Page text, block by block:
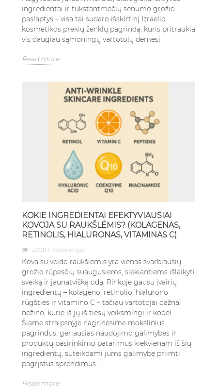
ingredientai ir tūkstantmečių senumo grožio
paslaptys – visa tai sudaro išskirtinį Izraelio
kosmetikos prekių ženklų pagrindą, kuris pritraukia
vis daugiau sąmoningų vartotojų dėmesį.
Read more
KOKIE INGREDIENTAI EFEKTYVIAUSIAI
KOVOJA SU RAUKŠLĖMIS? (KOLAGENAS,
RETINOLIS, HIALURONAS, VITAMINAS C)
2208 Просмотры
Kova su veido raukšlėmis yra vienas svarbiausių
grožio rūpesčių suaugusiems, siekiantiems išlaikyti
sveiką ir jaunatvišką odą. Rinkoje gausu įvairių
ingredientų – kolageno, retinolio, hialurono
rūgšties ir vitamino C – tačiau vartotojai dažnai
nežino, kurie iš jų iš tiesų veiksmingi ir kodėl.
Šiame straipsnyje nagrinėsime mokslinius
pagrindus, geriausias naudojimo galimybes ir
produktų pasirinkimo patarimus kiekvienam iš šių
ingredientų, suteikdami jums galimybę priimti
pagrįstus sprendimus...
Read more